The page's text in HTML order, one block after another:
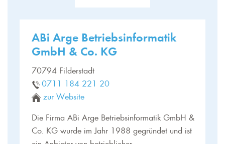
ABi Arge Betriebsinformatik
GmbH & Co. KG
Die Firma ABi Arge Betriebsinformatik GmbH &
Co. KG wurde im Jahr 1988 gegründet und ist
70794 Filderstadt
0711 184 221 20
zur Website